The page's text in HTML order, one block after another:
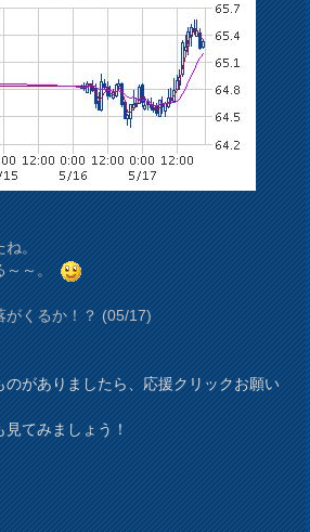
ね。
～～。
くるか！？ (05/17)
がありましたら、応援クリックお願い
てみましょう！